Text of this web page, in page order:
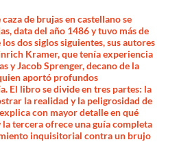
de brujas en castellano se
data del año 1486 y tuvo más de
dos siglos siguientes, sus autores
Kramer, que tenía experiencia
y Jacob Sprenger, decano de la
aportó profundos
El libro se divide en tres partes: la
la realidad y la peligrosidad de
con mayor detalle en qué
tercera ofrece una guía completa
inquisitorial contra un brujo